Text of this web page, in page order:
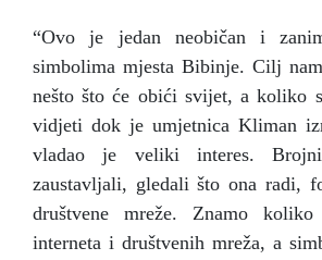
“Ovo je jedan neobičan i
simbolima mjesta Bibinje. Cilj
nešto što će obići svijet, a koliko
vidjeti dok je umjetnica Kliman
vladao je veliki interes.
zaustavljali, gledali što ona radi,
društvene mreže. Znamo
interneta i društvenih mreža, a